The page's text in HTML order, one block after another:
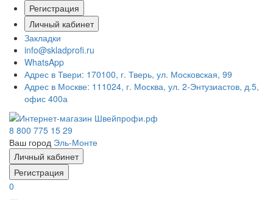
Регистрация
Личный кабинет
Закладки
info@skladprofi.ru
WhatsApp
Адрес в Твери: 170100, г. Тверь, ул. Московская, 99
Адрес в Москве: 111024, г. Москва, ул. 2-Энтузиастов, д.5,
офис 400а
8 800 775 15 29
Ваш город Эль-Монте
Личный кабинет
Регистрация
0